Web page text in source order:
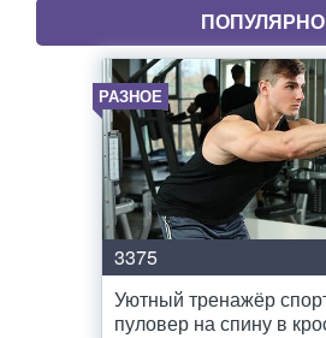
РАЗНОЕ
3375
Уютный тренажёр
пуловер на спину в